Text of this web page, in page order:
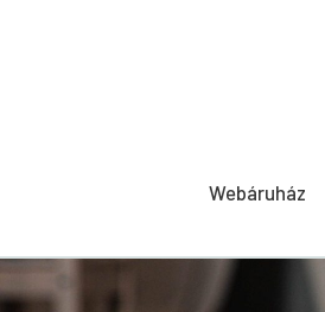
Webáruház